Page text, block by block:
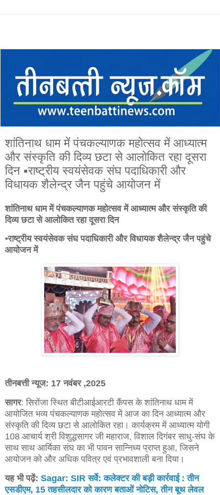
शांतिनाथ धाम में पंचकल्याणक महोत्सव में आध्यात्म
और संस्कृति की दिव्य छटा से आलोकित रहा दूसरा
दिन ▪️राष्ट्रीय स्वयंसेवक संघ पदाधिकारी और
विधायक शैलेन्द्र जैन पहुंचे आयोजन में
शांतिनाथ धाम में पंचकल्याणक महोत्सव में आध्यात्म और संस्कृति की
दिव्य छटा से आलोकित रहा दूसरा दिन
▪️राष्ट्रीय स्वयंसेवक संघ पदाधिकारी और विधायक शैलेन्द्र जैन पहुंचे
आयोजन में
तीनबत्ती न्यूज: 17 नवंबर ,2025
सागर: सिरोंजा स्थित बीटीआईआरटी कैंपस के शांतिनाथ धाम में
आयोजित भव्य पंचकल्याणक महोत्सव में आज का दिन आध्यात्म और
संस्कृति की दिव्य छटा से आलोकित रहा। कार्यक्रम में आध्यात्म योगी
108 आचार्य श्री विशुद्धसागर जी महाराज, विशाल दिगंबर साधु-संघ के
साथ साथ आर्यिका संघ का भी पावन सान्निध्य प्राप्त हुआ, जिसने
आयोजन को और अधिक पवित्र एवं प्रभावशाली बना दिया।
यह भी पढ़ें: Sagar: SIR सर्वे: कलेक्टर की बड़ी कार्रवाई : तीन
एसडीएम, 15 तहसीलदार को कारण बताओं नोटिस, तीन बूथ लेवल